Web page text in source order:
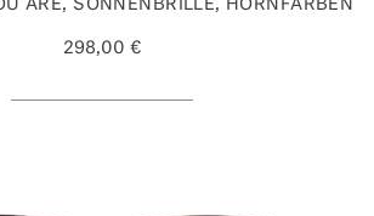
ARE, SONNENBRILLE, HORNFARBEN
298,00 €